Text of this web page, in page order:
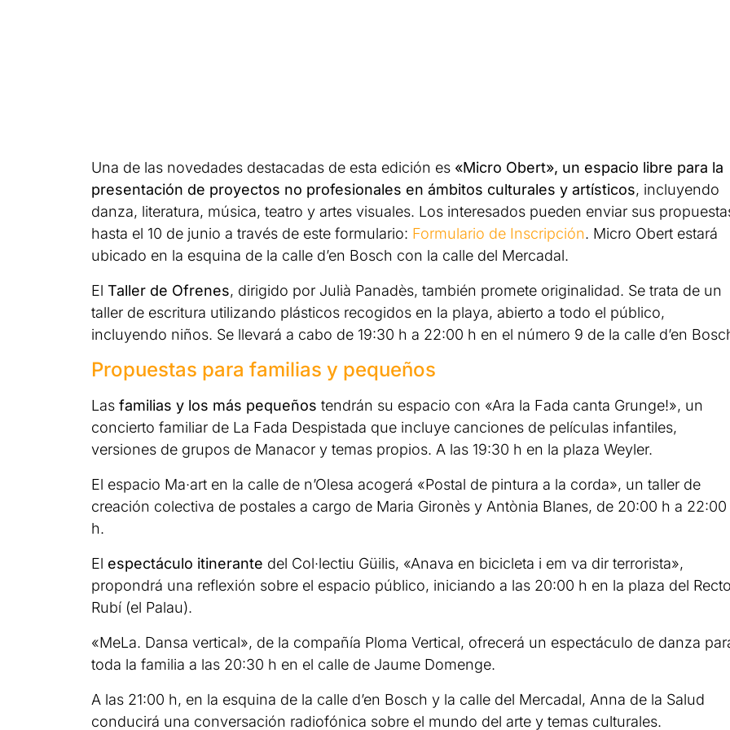
Una de las novedades destacadas de esta edición es «Micro Obert», un espacio libre para la
presentación de proyectos no profesionales en ámbitos culturales y artísticos, incluyendo
danza, literatura, música, teatro y artes visuales. Los interesados pueden enviar sus
hasta el 10 de junio a través de este formulario: Formulario de Inscripción. Micro Obert estará
ubicado en la esquina de la calle d’en Bosch con la calle del Mercadal.
El Taller de Ofrenes, dirigido por Julià Panadès, también promete originalidad. Se trata de un
taller de escritura utilizando plásticos recogidos en la playa, abierto a todo el público,
incluyendo niños. Se llevará a cabo de 19:30 h a 22:00 h en el número 9 de la calle d’en
Propuestas para familias y pequeños
Las familias y los más pequeños tendrán su espacio con «Ara la Fada canta Grunge!», un
concierto familiar de La Fada Despistada que incluye canciones de películas infantiles,
versiones de grupos de Manacor y temas propios. A las 19:30 h en la plaza Weyler.
El espacio Ma·art en la calle de n’Olesa acogerá «Postal de pintura a la corda», un taller de
creación colectiva de postales a cargo de Maria Gironès y Antònia Blanes, de 20:00 h a 22:00
h.
El espectáculo itinerante del Col·lectiu Güilis, «Anava en bicicleta i em va dir terrorista»,
propondrá una reflexión sobre el espacio público, iniciando a las 20:00 h en la plaza del
Rubí (el Palau).
«MeLa. Dansa vertical», de la compañía Ploma Vertical, ofrecerá un espectáculo de danza
toda la familia a las 20:30 h en el calle de Jaume Domenge.
A las 21:00 h, en la esquina de la calle d’en Bosch y la calle del Mercadal, Anna de la Salud
conducirá una conversación radiofónica sobre el mundo del arte y temas culturales.